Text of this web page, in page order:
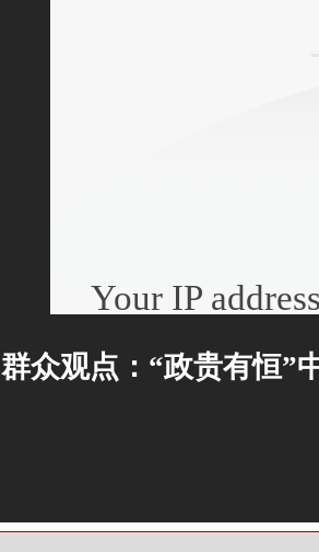
群众观点：“政贵有恒”